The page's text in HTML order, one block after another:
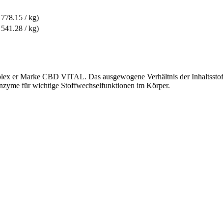
/ kg)
/ kg)
er Marke CBD VITAL. Das ausgewogene Verhältnis der
für wichtige Stoffwechselfunktionen im Körper.